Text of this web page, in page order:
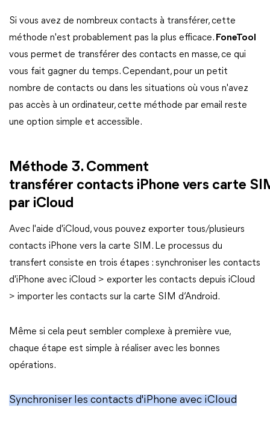
Si vous avez de nombreux contacts à transférer, cette
méthode n'est probablement pas la plus efficace. FoneTool
vous permet de transférer des contacts en masse, ce qui
vous fait gagner du temps. Cependant, pour un petit
nombre de contacts ou dans les situations où vous n'avez
pas accès à un ordinateur, cette méthode par email reste
une option simple et accessible.
Méthode 3. Comment
transférer contacts iPhone vers carte
par iCloud
Avec l'aide d'iCloud, vous pouvez exporter tous/plusieurs
contacts iPhone vers la carte SIM. Le processus du
transfert consiste en trois étapes : synchroniser les contacts
d'iPhone avec iCloud > exporter les contacts depuis iCloud
> importer les contacts sur la carte SIM d‘Android.
Même si cela peut sembler complexe à première vue,
chaque étape est simple à réaliser avec les bonnes
opérations.
Synchroniser les contacts d'iPhone avec iCloud